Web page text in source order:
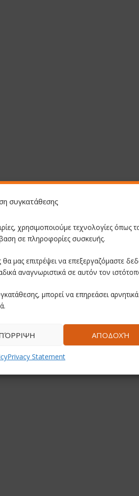
συγκατάθεσης
χρησιμοποιούμε τεχνολογίες όπως
σε πληροφορίες συσκευής.
μας επιτρέψει να επεξεργαζόμαστε
αναγνωριστικά σε αυτόν τον
μπορεί να επηρεάσει αρνητικά
ΑΠΟΔΟΧΉ
Privacy Statement